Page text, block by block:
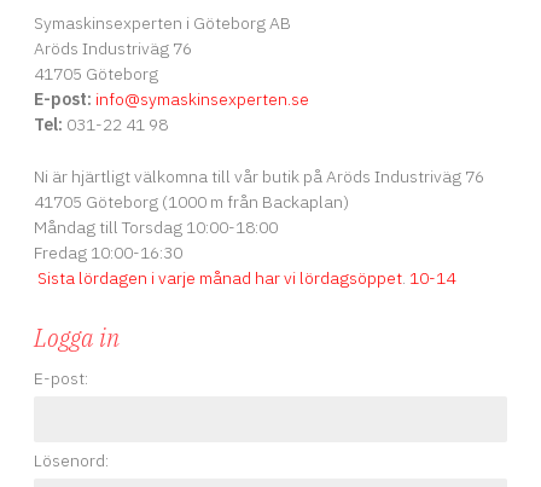
Symaskinsexperten i Göteborg AB
Aröds Industriväg 76
41705 Göteborg
E-post: info@symaskinsexperten.se
Tel: 031-22 41 98
Ni är hjärtligt välkomna till vår butik på Aröds Industriväg 76
41705 Göteborg (1000 m från Backaplan)
Måndag till Torsdag 10:00-18:00
Fredag 10:00-16:30
Sista lördagen i varje månad har vi lördagsöppet. 10-14
Logga in
E-post:
Lösenord: